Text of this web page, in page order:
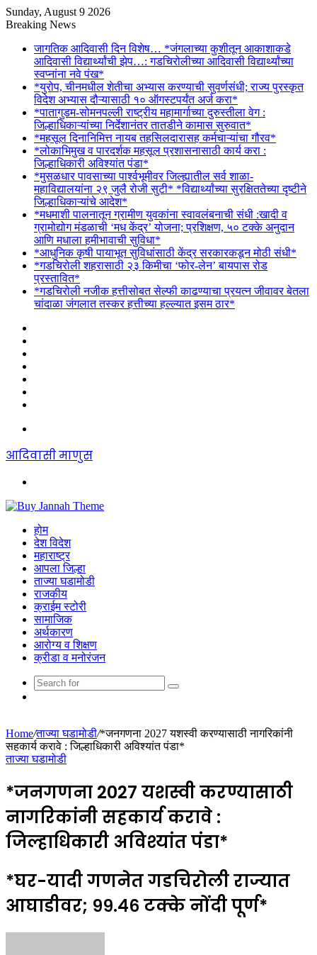
Sunday, August 9 2026
Breaking News
जागतिक आदिवासी दिन विशेष… *जंगलाच्या कुशीतून आकाशाकडे
आदिवासी विद्यार्थ्यांची झेप…: गडचिरोलीच्या आदिवासी विद्यार्थ्यांच्या
स्वप्नांना नवे पंख*
*युरोप, चीनमधील शेतीचा अभ्यास करण्याची सुवर्णसंधी; राज्य पुरस्कृत
विदेश अभ्यास दौऱ्यासाठी १० ऑगस्टपर्यंत अर्ज करा*
*पातागुडम-सोमनपल्ली राष्ट्रीय महामार्गाच्या दुरुस्तीला वेग :
जिल्हाधिकाऱ्यांच्या निर्देशानंतर तातडीने कामास सुरुवात*
*महसूल दिनानिमित्त नायब तहसिलदारासह कर्मचाऱ्यांचा गौरव*
*लोकाभिमुख व पारदर्शक महसूल प्रशासनासाठी कार्य करा :
जिल्हाधिकारी अविश्यांत पंडा*
*मुसळधार पावसाच्या पार्श्वभूमीवर जिल्ह्यातील सर्व शाळा-
महाविद्यालयांना २९ जुलै रोजी सुटी* *विद्यार्थ्यांच्या सुरक्षिततेच्या दृष्टीने
जिल्हाधिकाऱ्यांचे आदेश*
*मधमाशी पालनातून ग्रामीण युवकांना स्वावलंबनाची संधी :खादी व
ग्रामोद्योग मंडळाची ‘मध केंद्र’ योजना; प्रशिक्षण, ५० टक्के अनुदान
आणि मधाला हमीभावाची सुविधा*
*आधुनिक कृषी पायाभूत सुविधांसाठी केंद्र सरकारकडून मोठी संधी*
*गडचिरोली शहरासाठी २३ किमीचा ‘फोर-लेन’ बायपास रोड
प्रस्तावित*
*गडचिरोली नजीक हत्तीसोबत सेल्फी काढण्याचा प्रयत्न जीवावर बेतला
चांदाळा जंगलात तस्कर हत्तीच्या हल्ल्यात इसम ठार*
आदिवासी माणुस
होम
देश विदेश
महाराष्ट्र
आपला जिल्हा
ताज्या घडामोडी
राजकीय
क्राईम स्टोरी
सामाजिक
अर्थकारण
आरोग्य व शिक्षण
क्रीडा व मनोरंजन
Search
Home/ताज्या घडामोडी/*जनगणना 2027 यशस्वी करण्यासाठी नागरिकांनी
सहकार्य करावे : जिल्हाधिकारी अविश्यांत पंडा*
ताज्या घडामोडी
*जनगणना 2027 यशस्वी करण्यासाठी
नागरिकांनी सहकार्य करावे :
जिल्हाधिकारी अविश्यांत पंडा*
*घर-यादी गणनेत गडचिरोली राज्यात
आघाडीवर; ९९.४६ टक्के नोंदी पूर्ण*